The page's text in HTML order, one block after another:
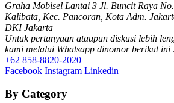
Graha Mobisel Lantai 3 Jl. Buncit Raya
Kalibata, Kec. Pancoran, Kota Adm.
DKI Jakarta
Untuk pertanyaan ataupun diskusi lebih
kami melalui Whatsapp dinomor berikut ini
+62 858-8820-2020
Facebook Instagram Linkedin
By Category